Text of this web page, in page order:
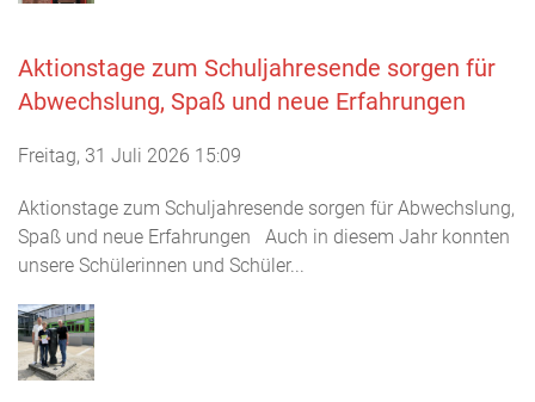
Aktionstage zum Schuljahresende sorgen für
Abwechslung, Spaß und neue Erfahrungen
Freitag, 31 Juli 2026 15:09
Aktionstage zum Schuljahresende sorgen für Abwechslung,
Spaß und neue Erfahrungen Auch in diesem Jahr konnten
unsere Schülerinnen und Schüler...